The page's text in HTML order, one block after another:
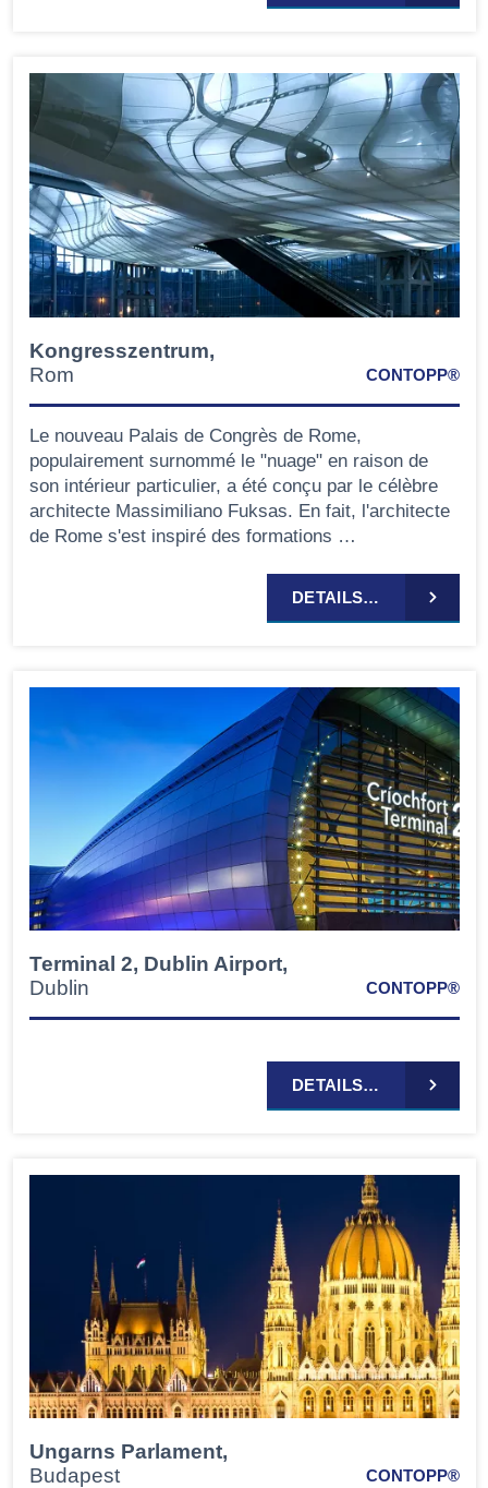
Kongresszentrum,
Rom
CONTOPP®
Le nouveau Palais de Congrès de Rome,
populairement surnommé le "nuage" en raison de
son intérieur particulier, a été conçu par le célèbre
architecte Massimiliano Fuksas. En fait, l'architecte
de Rome s'est inspiré des formations …
DETAILS…
Terminal 2, Dublin Airport,
Dublin
CONTOPP®
DETAILS…
Ungarns Parlament,
Budapest
CONTOPP®